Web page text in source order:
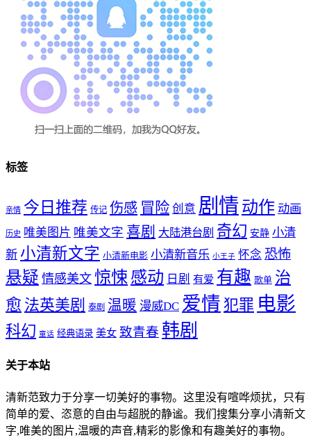
标签
亲情 今日推荐 传记 伤感 冒险 创意 剧情 动作 动画
历史 唯美图片 唯美文字 喜剧 大陆港台剧 奇幻 安静 小清
新 小清新文字 小清新电影 小清新音乐 小王子 怀念 恐怖
悬疑 情感美文 惊悚 感动 日剧 有爱 有趣 歌单 治
愈 法英美剧 泰剧 温暖 漫威DC 爱情 犯罪 电影
科幻 童话 经典语录 美女 致青春 韩剧
关于本站
清新范致力于分享一切美好的事物。这里没有喧哗烦扰，只有
简单的爱、恣意的自由与超脱的静谧。我们搜集分享小清新文
字,唯美的图片,温暖的声音,精彩的影像和有趣美好的事物。